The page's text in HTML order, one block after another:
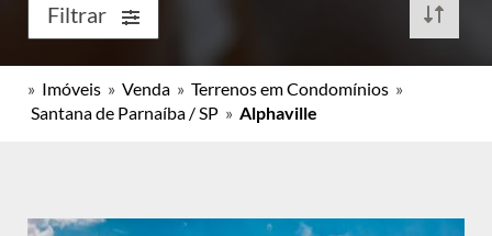
Filtrar
» Imóveis » Venda » Terrenos em Condomínios »
Santana de Parnaíba / SP » Alphaville